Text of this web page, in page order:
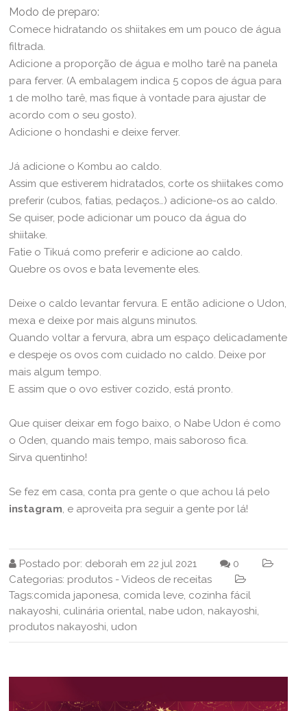
Modo de preparo:
Comece hidratando os shiitakes em um pouco de água
filtrada.
Adicione a proporção de água e molho tarê na panela
para ferver. (A embalagem indica 5 copos de água para
1 de molho tarê, mas fique à vontade para ajustar de
acordo com o seu gosto).
Adicione o hondashi e deixe ferver.
Já adicione o Kombu ao caldo.
Assim que estiverem hidratados, corte os shiitakes como
preferir (cubos, fatias, pedaços…) adicione-os ao caldo.
Se quiser, pode adicionar um pouco da água do
shiitake.
Fatie o Tikuá como preferir e adicione ao caldo.
Quebre os ovos e bata levemente eles.
Deixe o caldo levantar fervura. E então adicione o Udon,
mexa e deixe por mais alguns minutos.
Quando voltar a fervura, abra um espaço delicadamente
e despeje os ovos com cuidado no caldo. Deixe por
mais algum tempo.
E assim que o ovo estiver cozido, está pronto.
Que quiser deixar em fogo baixo, o Nabe Udon é como
o Oden, quando mais tempo, mais saboroso fica.
Sirva quentinho!
Se fez em casa, conta pra gente o que achou lá pelo
instagram, e aproveita pra seguir a gente por lá!
Postado por: deborah em 22 jul 2021
0
Categorias: produtos -Videos de receitas
Tags:comida japonesa, comida leve, cozinha fácil
nakayoshi, culinária oriental, nabe udon, nakayoshi,
produtos nakayoshi, udon